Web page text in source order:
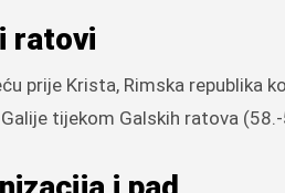
ratovi
prije Krista, Rimska republika
tijekom Galskih ratova